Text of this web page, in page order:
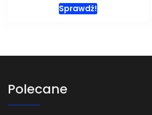
Sprawdź!
Polecane